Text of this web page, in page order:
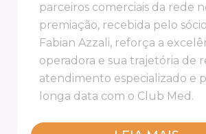
parceiros comerciais da rede
premiação, recebida pelo
Fabian Azzali, reforça a
operadora e sua trajetória de
atendimento especializado e
longa data com o Club Med.